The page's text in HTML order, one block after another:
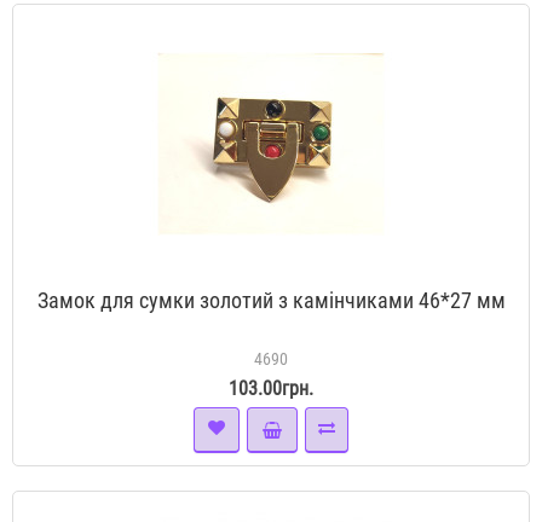
Замок для сумки золотий з камінчиками 46*27 мм
4690
103.00грн.